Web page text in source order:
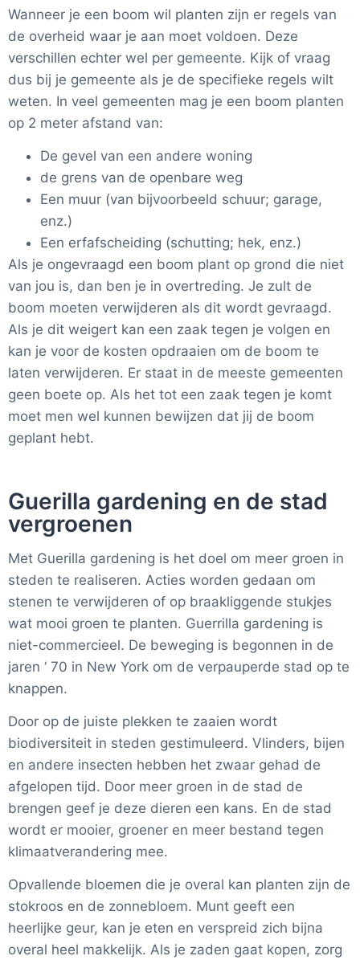
Wanneer je een boom wil planten zijn er regels van
de overheid waar je aan moet voldoen. Deze
verschillen echter wel per gemeente. Kijk of vraag
dus bij je gemeente als je de specifieke regels wilt
weten. In veel gemeenten mag je een boom planten
op 2 meter afstand van:
De gevel van een andere woning
de grens van de openbare weg
Een muur (van bijvoorbeeld schuur; garage,
enz.)
Een erfafscheiding (schutting; hek, enz.)
Als je ongevraagd een boom plant op grond die niet
van jou is, dan ben je in overtreding. Je zult de
boom moeten verwijderen als dit wordt gevraagd.
Als je dit weigert kan een zaak tegen je volgen en
kan je voor de kosten opdraaien om de boom te
laten verwijderen. Er staat in de meeste gemeenten
geen boete op. Als het tot een zaak tegen je komt
moet men wel kunnen bewijzen dat jij de boom
geplant hebt.
Guerilla gardening en de stad
vergroenen
Met Guerilla gardening is het doel om meer groen in
steden te realiseren. Acties worden gedaan om
stenen te verwijderen of op braakliggende stukjes
wat mooi groen te planten. Guerrilla gardening is
niet-commercieel. De beweging is begonnen in de
jaren ‘ 70 in New York om de verpauperde stad op te
knappen.
Door op de juiste plekken te zaaien wordt
biodiversiteit in steden gestimuleerd. Vlinders, bijen
en andere insecten hebben het zwaar gehad de
afgelopen tijd. Door meer groen in de stad de
brengen geef je deze dieren een kans. En de stad
wordt er mooier, groener en meer bestand tegen
klimaatverandering mee.
Opvallende bloemen die je overal kan planten zijn de
stokroos en de zonnebloem. Munt geeft een
heerlijke geur, kan je eten en verspreid zich bijna
overal heel makkelijk. Als je zaden gaat kopen, zorg